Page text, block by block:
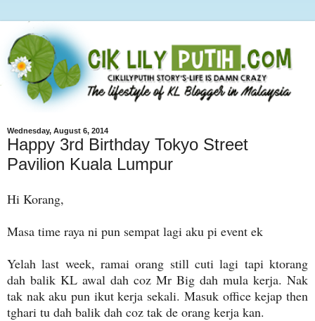
Wednesday, August 6, 2014
Happy 3rd Birthday Tokyo Street
Pavilion Kuala Lumpur
Hi Korang,
Masa time raya ni pun sempat lagi aku pi event ek
Yelah last week, ramai orang still cuti lagi tapi ktorang
dah balik KL awal dah coz Mr Big dah mula kerja. Nak
tak nak aku pun ikut kerja sekali. Masuk office kejap then
tghari tu dah balik dah coz tak de orang kerja kan.